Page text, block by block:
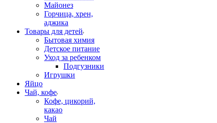
Майонез
Горчица, хрен,
аджика
Товары для детей
Бытовая химия
Детское питание
Уход за ребенком
Подгузники
Игрушки
Яйцо
Чай, кофе
Кофе, цикорий,
какао
Чай